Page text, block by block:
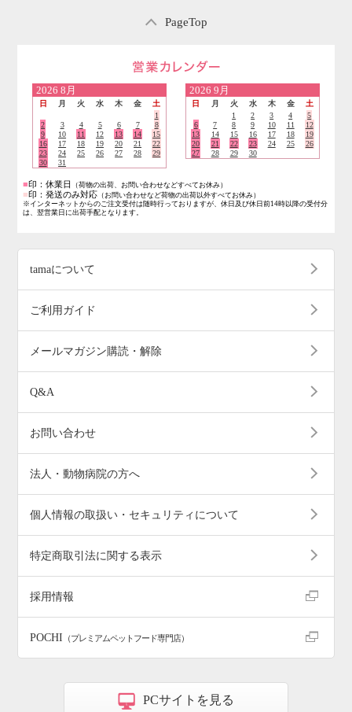
PageTop
2026 8月
日 月 火 水 木 金
土
1
2
3 4 5 6 7
8
9
10 11 12 13 14
15
16
17 18 19 20 21
22
23
24 25 26 27 28
29
30
31
2026 9月
日 月 火 水 木 金
土
1
2 3 4
5
6
7 8 9 10 11
12
13
14 15 16 17 18
19
20
21 22 23 24 25
26
27
28 29 30
■印：休業日 （荷物の出荷、お問い合わせなどすべてお休み）
■印：発送のみ対応 （お問い合わせなど荷物の出荷以外すべてお休み）
※インターネットからのご注文受付は随時行っておりますが、休日及び休日前14時以降の受付分
は、翌営業日に出荷手配となります。
tamaについて
ご利用ガイド
メールマガジン購読・解除
Q&A
お問い合わせ
法人・動物病院の方へ
個人情報の取扱い・セキュリティについて
特定商取引法に関する表示
採用情報
POCHI （プレミアムペットフード専門店）
PCサイトを見る